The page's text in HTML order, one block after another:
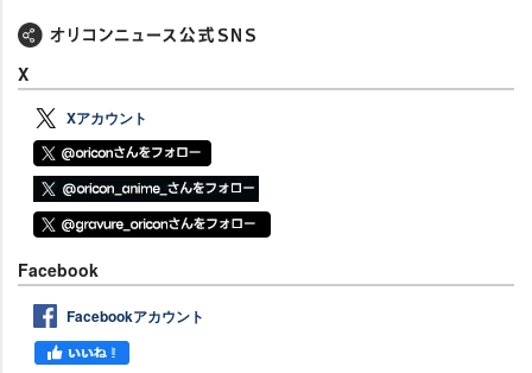
X
Xアカウント
Facebook
Facebookアカウント